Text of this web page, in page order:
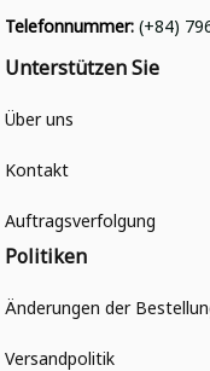
Telefonnummer: (+84)
Unterstützen Sie
Über uns
Kontakt
Auftragsverfolgung
Politiken
Änderungen der
Versandpolitik